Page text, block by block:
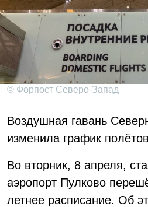
© Форпост Северо-Запад
Воздушная гавань
изменила график
Во вторник, 8 апреля,
аэропорт Пулково
летнее расписание. Об